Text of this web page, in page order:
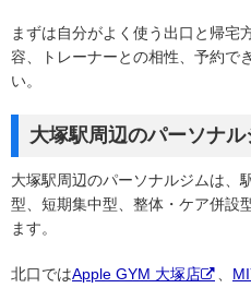
まずは自分がよく使う出口と帰宅
容、トレーナーとの相性、予約で
い。
大塚駅周辺のパーソナ
大塚駅周辺のパーソナルジムは、
型、短期集中型、整体・ケア併設
ます。
北口ではApple GYM 大塚店